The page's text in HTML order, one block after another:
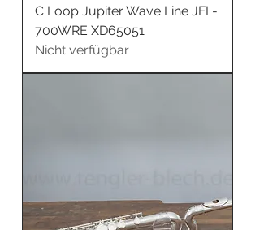
C Loop Jupiter Wave Line JFL-
700WRE XD65051
Nicht verfügbar